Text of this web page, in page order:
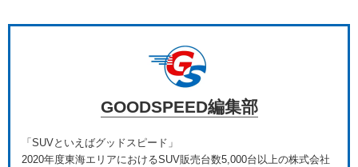
GOODSPEED編集部
「SUVといえばグッドスピード」
2020年度東海エリアにおけるSUV販売台数5,000台以上の株式会社